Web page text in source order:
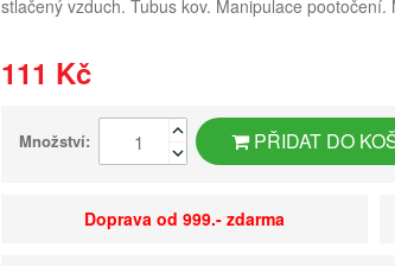
stlačený vzduch. Tubus kov. Manipulace
111 Kč
Množství: PŘIDAT DO
Doprava od 999.- zdarma